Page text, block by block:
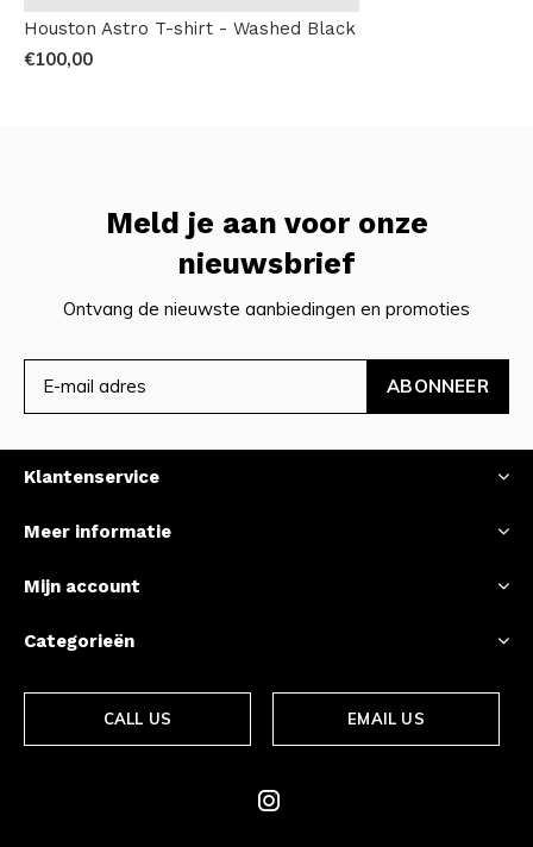
Houston Astro T-shirt - Washed Black
€100,00
Meld je aan voor onze
nieuwsbrief
Ontvang de nieuwste aanbiedingen en promoties
ABONNEER
Klantenservice
Meer informatie
Mijn account
Categorieën
CALL US EMAIL US